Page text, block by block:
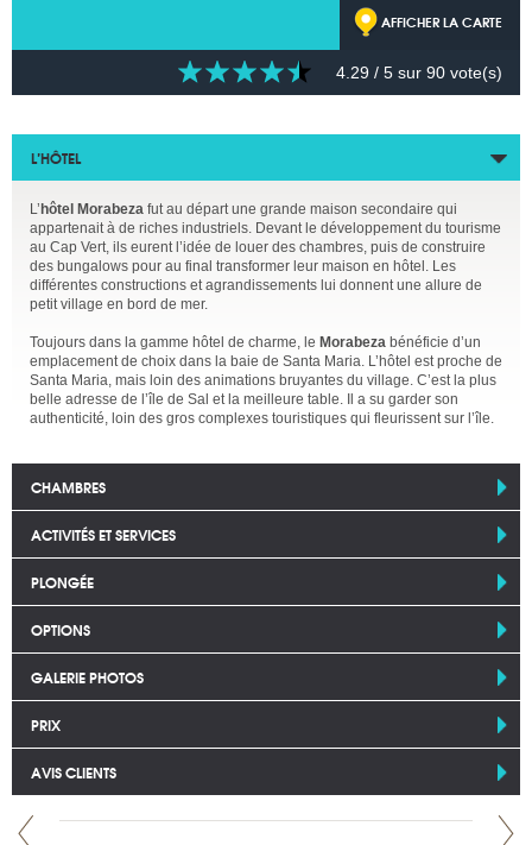
AFFICHER LA CARTE
4.29 / 5 sur 90 vote(s)
L’HÔTEL
L’ hôtel Morabeza fut au départ une grande maison secondaire qui
appartenait à de riches industriels. Devant le développement du tourisme
au Cap Vert, ils eurent l’idée de louer des chambres, puis de construire
des bungalows pour au final transformer leur maison en hôtel. Les
différentes constructions et agrandissements lui donnent une allure de
petit village en bord de mer.
Toujours dans la gamme hôtel de charme, le Morabeza bénéficie d’un
emplacement de choix dans la baie de Santa Maria. L’hôtel est proche de
Santa Maria, mais loin des animations bruyantes du village. C’est la plus
belle adresse de l’île de Sal et la meilleure table. Il a su garder son
authenticité, loin des gros complexes touristiques qui fleurissent sur l’île.
CHAMBRES
ACTIVITÉS ET SERVICES
PLONGÉE
OPTIONS
GALERIE PHOTOS
PRIX
AVIS CLIENTS